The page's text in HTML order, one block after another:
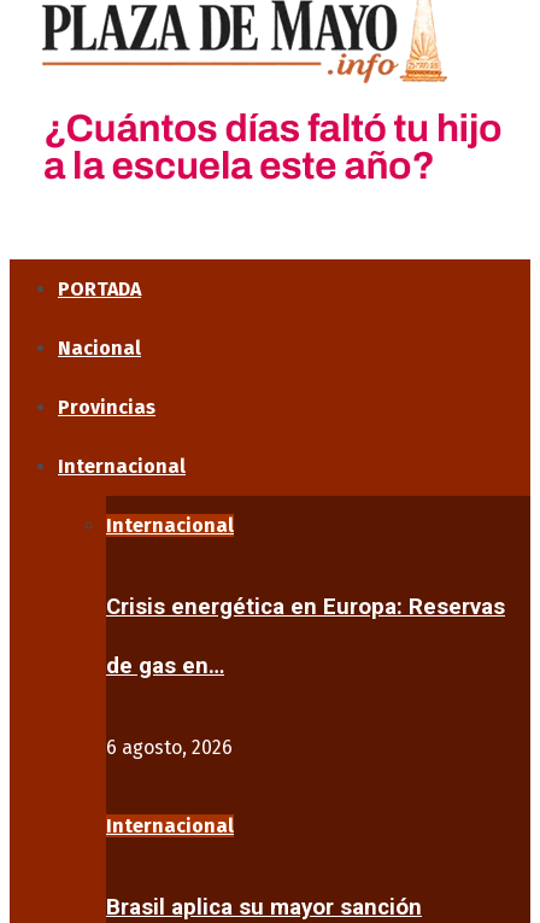
PORTADA
Nacional
Provincias
Internacional
Internacional
Crisis energética en Europa: Reservas
de gas en…
6 agosto, 2026
Internacional
Brasil aplica su mayor sanción